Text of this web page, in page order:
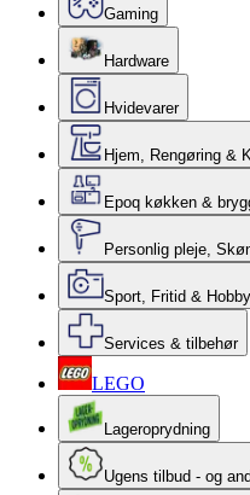
Gaming
Hardware
Hvidevarer
Hjem, Rengøring &
Epoq køkken &
Personlig pleje,
Sport, Fritid & Hobby
Services & tilbehør
LEGO
Lageroprydning
Ugens tilbud - og